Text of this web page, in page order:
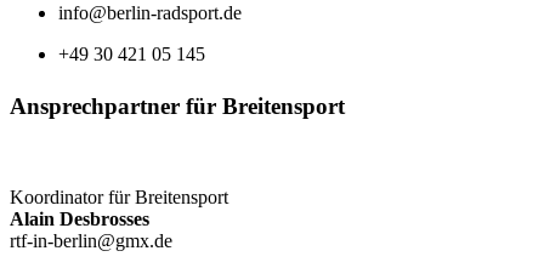
info@berlin-radsport.de
+49 30 421 05 145
Ansprechpartner für Breitensport
Koordinator für Breitensport
Alain Desbrosses
rtf-in-berlin@gmx.de